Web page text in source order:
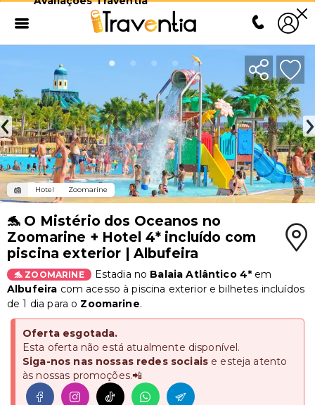
Hotel Zoomarine
🐬 O Mistério dos Oceanos no
Zoomarine + Hotel 4* incluído com
piscina exterior | Albufeira
🐬 ZOOMARINE Estadia no Balaia Atlântico 4* em
Albufeira com acesso à piscina exterior e bilhetes incluídos
de 1 dia para o Zoomarine.
Oferta esgotada.
Esta oferta não está atualmente disponível.
Siga-nos nas nossas redes sociaise esteja atento
às nossas promoções.📲